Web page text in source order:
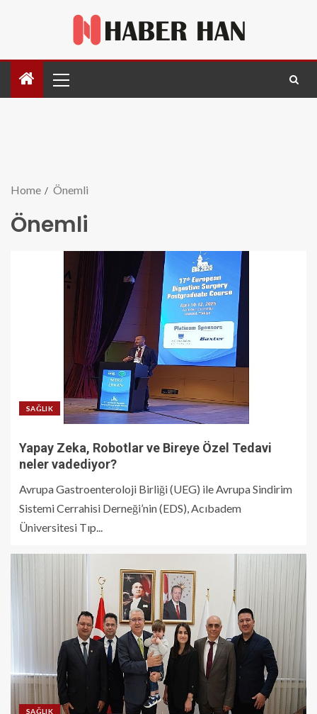
Home Önemli
Önemli
SAĞLIK
Yapay Zeka, Robotlar ve Bireye Özel Tedavi
neler vadediyor?
Avrupa Gastroenteroloji Birliği (UEG) ile Avrupa Sindirim
Sistemi Cerrahisi Derneği’nin (EDS), Acıbadem
Üniversitesi Tıp...
SAĞLIK